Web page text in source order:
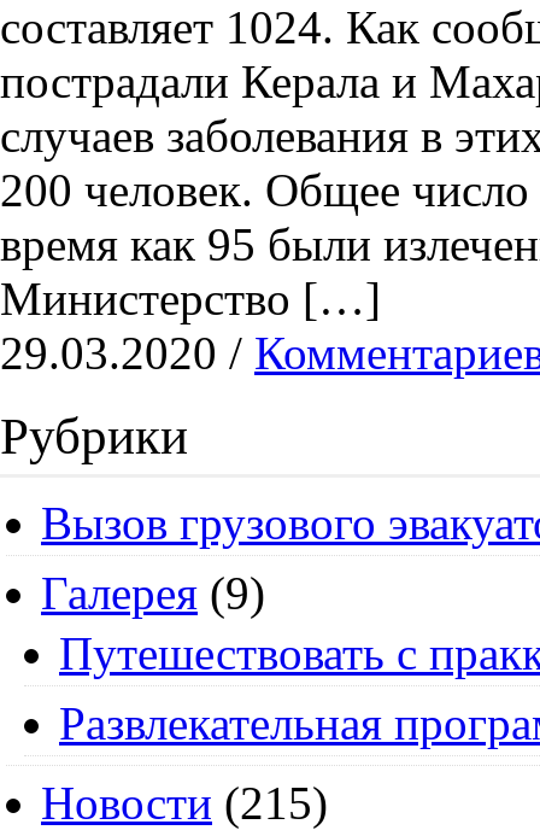
составляет 1024. Как
пострадали Керала и
случаев заболевания в
200 человек. Общее число
время как 95 были
Министерство […]
29.03.2020 /
Рубрики
Вызов грузового
Галерея (9)
Путешествовать с
Развлекательная
Новости (215)